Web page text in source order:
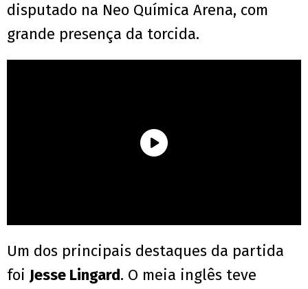
disputado na Neo Química Arena, com
grande presença da torcida.
Um dos principais destaques da partida
foi Jesse Lingard. O meia inglês teve